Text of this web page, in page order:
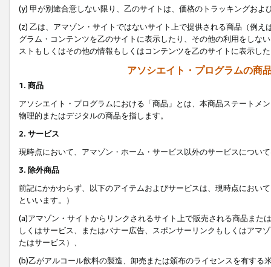
(y) 甲が別途合意しない限り、乙のサイトは、価格のトラッキングお
(z) 乙は、アマゾン・サイトではないサイト上で提供される商品（例
グラム・コンテンツを乙のサイトに表示したり、その他の利用をしな
ストもしくはその他の情報もしくはコンテンツを乙のサイトに表示し
アソシエイト・プログラムの商
1. 商品
アソシエイト・プログラムにおける「商品」とは、本商品ステートメ
物理的またはデジタルの商品を指します。
2. サービス
現時点において、アマゾン・ホーム・サービス以外のサービスについ
3. 除外商品
前記にかかわらず、以下のアイテムおよびサービスは、現時点におい
といいます。）
(a)アマゾン・サイトからリンクされるサイト上で販売される商品ま
しくはサービス、またはバナー広告、スポンサーリンクもしくはアマ
たはサービス）、
(b)乙がアルコール飲料の製造、卸売または頒布のライセンスを有す